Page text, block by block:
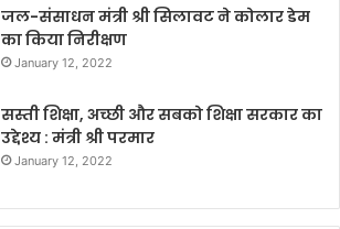
जल-संसाधन मंत्री श्री सिलावट ने कोलार डेम
का किया निरीक्षण
January 12, 2022
सस्ती शिक्षा, अच्छी और सबको शिक्षा सरकार का
उद्देश्य : मंत्री श्री परमार
January 12, 2022